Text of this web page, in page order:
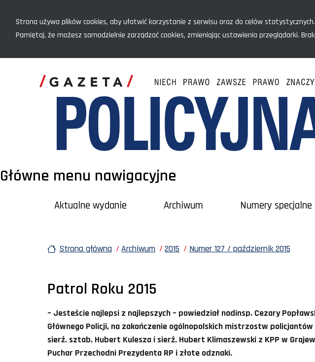
Strona używa plików cookies, aby ułatwić korzystanie z serwisu oraz do celów
Pamiętaj, że możesz samodzielnie zarządzać cookies, zmieniając ustawienia przeglądarki.
Główne menu nawigacyjne
Aktualne wydanie Archiwum Numery specjalne
Strona główna Archiwum 2015 Numer 127 / październik 2015
Patrol Roku 2015
– Jesteście najlepsi z najlepszych – powiedział nadinsp. Cezary
Głównego Policji, na zakończenie ogólnopolskich mistrzostw
sierż. sztab. Hubert Kulesza i sierż. Hubert Klimaszewski z KPP w
Puchar Przechodni Prezydenta RP i złote odznaki.